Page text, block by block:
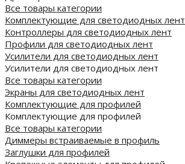
Все товары категории
Комплектующие для светодиодных лент
Контроллеры для светодиодных лент
Профили для светодиодных лент
Усилители для светодиодных лент
Усилители для светодиодных лент
Все товары категории
Экраны для светодиодных лент
Комплектующие для профилей
Комплектующие для профилей
Все товары категории
Диммеры встраиваемые в профиль
Заглушки для профилей